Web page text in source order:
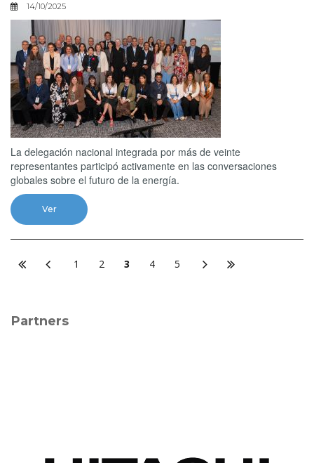
14/10/2025
La delegación nacional integrada por más de veinte
representantes participó activamente en las conversaciones
globales sobre el futuro de la energía.
Ver
1 2 3 4 5
Partners